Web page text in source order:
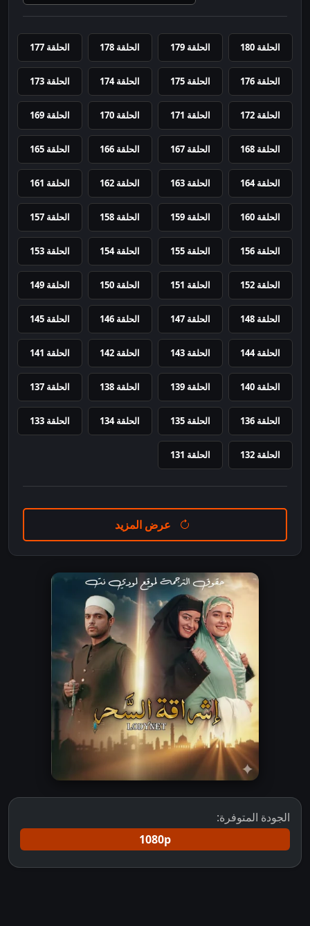
الحلقة 180 الحلقة 179 الحلقة 178 الحلقة 177
الحلقة 176 الحلقة 175 الحلقة 174 الحلقة 173
الحلقة 172 الحلقة 171 الحلقة 170 الحلقة 169
الحلقة 168 الحلقة 167 الحلقة 166 الحلقة 165
الحلقة 164 الحلقة 163 الحلقة 162 الحلقة 161
الحلقة 160 الحلقة 159 الحلقة 158 الحلقة 157
الحلقة 156 الحلقة 155 الحلقة 154 الحلقة 153
الحلقة 152 الحلقة 151 الحلقة 150 الحلقة 149
الحلقة 148 الحلقة 147 الحلقة 146 الحلقة 145
الحلقة 144 الحلقة 143 الحلقة 142 الحلقة 141
الحلقة 140 الحلقة 139 الحلقة 138 الحلقة 137
الحلقة 136 الحلقة 135 الحلقة 134 الحلقة 133
الحلقة 132 الحلقة 131
عرض المزيد
الجودة المتوفرة:
1080p